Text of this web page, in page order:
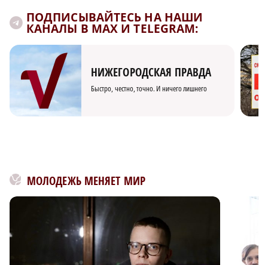
ПОДПИСЫВАЙТЕСЬ НА НАШИ
КАНАЛЫ В MAX И TELEGRAM:
НИЖЕГОРОДСКАЯ ПРАВДА
Быстро, честно, точно. И ничего лишнего
МОЛОДЕЖЬ МЕНЯЕТ МИР